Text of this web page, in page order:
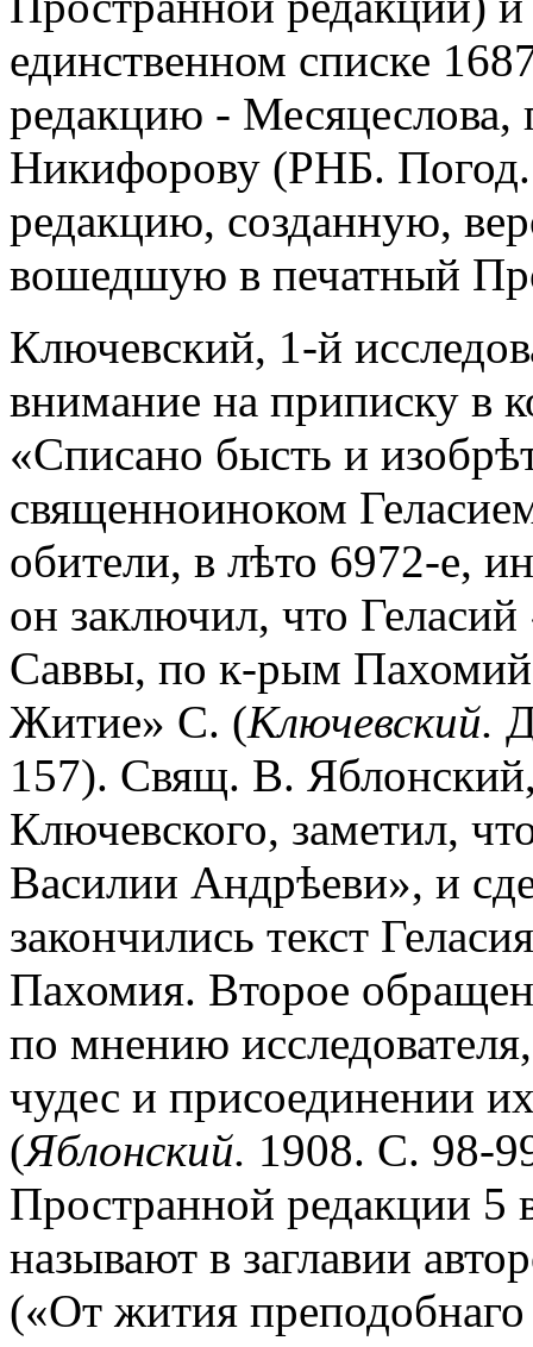
единственном списке
редакцию -
Никифорову (РНБ.
редакцию, созданную,
вошедшую в печатный
Ключевский, 1-й
внимание на приписку в
«Списано бысть и
священноиноком
обители, в лѣто 6972-е,
он заключил, что
Саввы, по к-рым Пахомий
Житие» С. (Ключевский.
157). Свящ. В.
Ключевского, заметил,
Василии Андрѣеви», и
закончились текст
Пахомия. Второе
по мнению
чудес и присоединении
(Яблонский. 1908. С. 98-
Пространной редакции
называют в заглавии
(«От жития